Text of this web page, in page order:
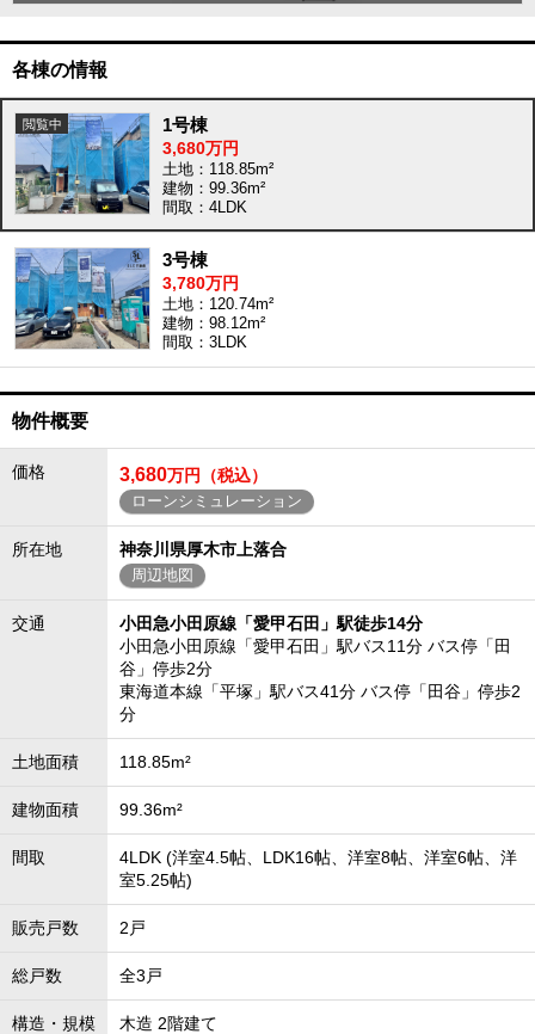
各棟の情報
1号棟
3,680万円
土地：118.85m²
建物：99.36m²
間取：4LDK
3号棟
3,780万円
土地：120.74m²
建物：98.12m²
間取：3LDK
物件概要
価格 3,680万円（税込）
ローンシミュレーション
所在地 神奈川県厚木市上落合
周辺地図
交通
小田急小田原線「愛甲石田」駅徒歩14分
小田急小田原線「愛甲石田」駅バス11分 バス停「田
谷」停歩2分
東海道本線「平塚」駅バス41分 バス停「田谷」停歩2
分
土地面積 118.85m²
建物面積 99.36m²
間取
4LDK (洋室4.5帖、LDK16帖、洋室8帖、洋室6帖、洋
室5.25帖)
販売戸数 2戸
総戸数 全3戸
構造・規模 木造 2階建て